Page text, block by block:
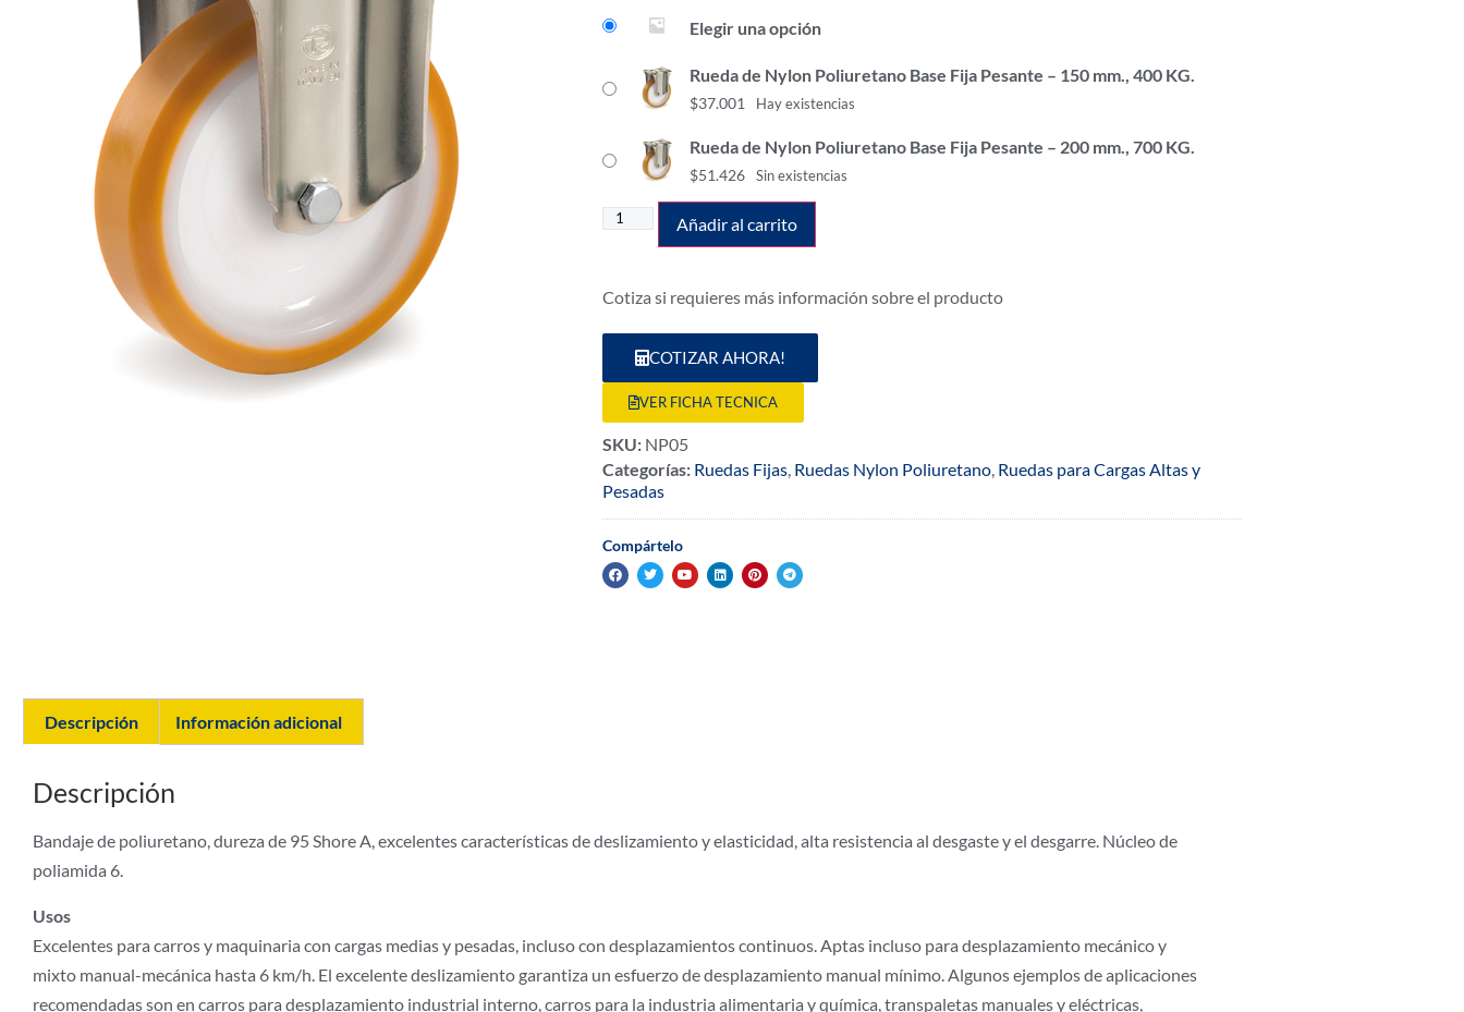
Elegir una opción
Rueda de Nylon Poliuretano Base Fija Pesante – 150 mm., 400 KG.
$37.001 Hay existencias
Rueda de Nylon Poliuretano Base Fija Pesante – 200 mm., 700 KG.
$51.426 Sin existencias
Añadir al carrito
Cotiza si requieres más información sobre el producto
COTIZAR AHORA!
VER FICHA TECNICA
SKU: NP05
Categorías: Ruedas Fijas Ruedas Nylon Poliuretano Ruedas para Cargas Altas y
Pesadas
Compártelo
Descripción Información adicional
Descripción
Bandaje de poliuretano, dureza de 95 Shore A, excelentes características de deslizamiento y elasticidad, alta resistencia al desgaste y el desgarre. Núcleo de
poliamida 6.
Usos
Excelentes para carros y maquinaria con cargas medias y pesadas, incluso con desplazamientos continuos. Aptas incluso para desplazamiento mecánico y
mixto manual-mecánica hasta 6 km/h. El excelente deslizamiento garantiza un esfuerzo de desplazamiento manual mínimo. Algunos ejemplos de aplicaciones
recomendadas son en carros para desplazamiento industrial interno, carros para la industria alimentaria y química, transpaletas manuales y eléctricas,